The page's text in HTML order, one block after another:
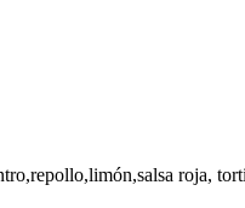
roja,